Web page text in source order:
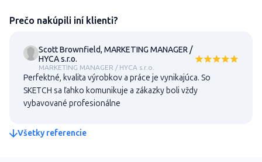
Prečo nakúpili iní klienti?
Scott Brownfield, MARKETING MANAGER /
HYCA s.r.o.
MARKETING MANAGER / HYCA s.r.o.
Perfektné, kvalita výrobkov a práce je vynikajúca. So
SKETCH sa ľahko komunikuje a zákazky boli vždy
vybavované profesionálne
Všetky referencie